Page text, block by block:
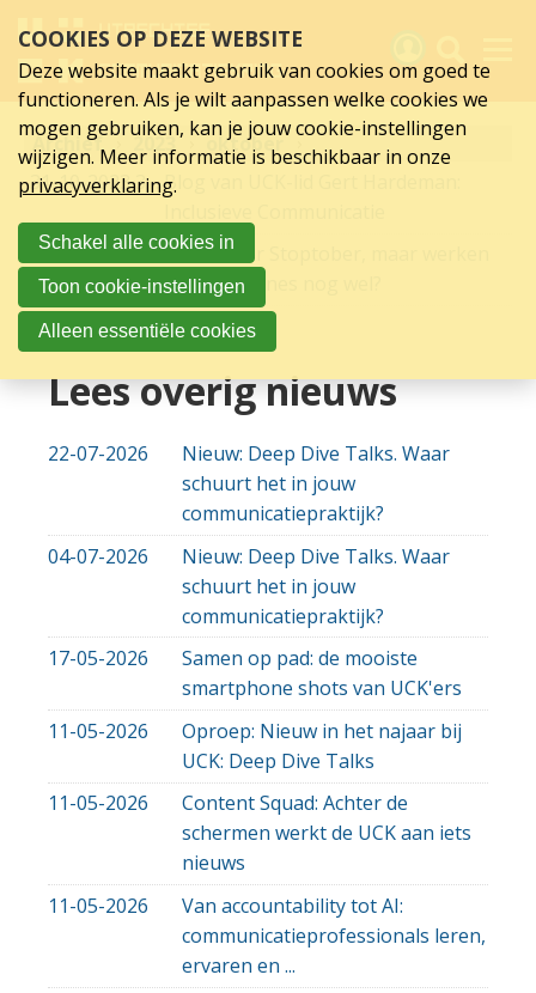
oktober
2023
links
over
Spring
hoofd
inhoud
Spring
naar
hoofdnavigatie
Archief 2023
oktober
31-10-202331-10-2023 22:54
Blog van UCK-lid Gert Hardeman:
04-10-202304-10-2023 11:25
Het is weer Stoptober, maar werken
die campagnes nog wel?
Lees overig nieuws
22-07-2026
Nieuw: Deep Dive Talks. Waar
schuurt het in jouw
communicatiepraktijk?
04-07-2026
Nieuw: Deep Dive Talks. Waar
schuurt het in jouw
communicatiepraktijk?
17-05-2026
Samen op pad: de mooiste
smartphone shots van UCK'ers
11-05-2026
Oproep: Nieuw in het najaar bij
UCK: Deep Dive Talks
11-05-2026
Content Squad: Achter de
schermen werkt de UCK aan iets
nieuws
11-05-2026
Van accountability tot AI:
communicatieprofessionals leren,
ervaren en ...
Activiteiten
Nieuws
Verslagen
Sluit je aan
Over UCK
COOKIES OP DEZE WEBSITE
Deze website maakt gebruik van cookies om goed te
functioneren. Als je wilt aanpassen welke cookies we
mogen gebruiken, kan je jouw cookie-instellingen
wijzigen. Meer informatie is beschikbaar in onze
privacyverklaring.
Schakel alle cookies in
Toon cookie-instellingen
Alleen essentiële cookies